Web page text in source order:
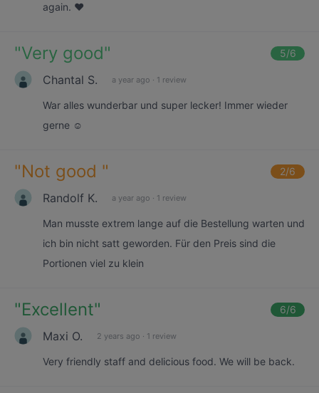
again. ❤️
"Very good" 5/6
Chantal S. a year ago · 1 review
War alles wunderbar und super lecker! Immer wieder
gerne ☺️
"Not good " 2/6
Randolf K. a year ago · 1 review
Man musste extrem lange auf die Bestellung warten und
ich bin nicht satt geworden. Für den Preis sind die
Portionen viel zu klein
"Excellent" 6/6
Maxi O. 2 years ago · 1 review
Very friendly staff and delicious food. We will be back.